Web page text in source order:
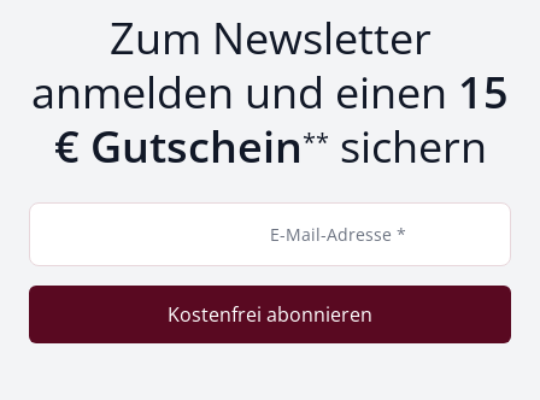
Zum Newsletter
anmelden und einen 15
€ Gutschein** sichern
E-Mail-Adresse *
Kostenfrei abonnieren